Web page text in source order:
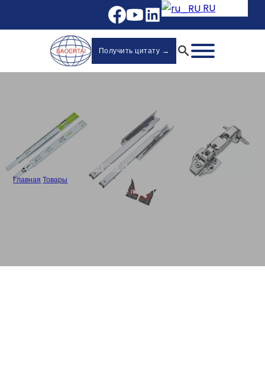
RU
Получить цитату →
Петли для шкафа
Главная /Товары
3D клип на шкафу гидравлические петли Производитель-825